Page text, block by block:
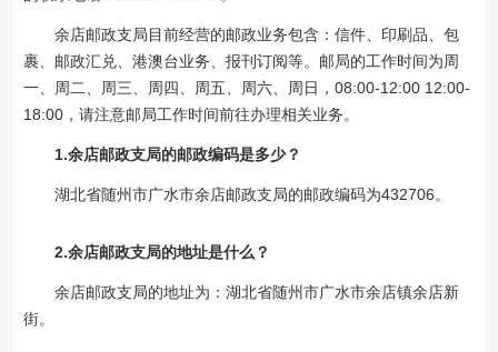
余店邮政支局目前经营的邮政业务包含：信件、印刷品、包
裹、邮政汇兑、港澳台业务、报刊订阅等。邮局的工作时间为周
一、周二、周三、周四、周五、周六、周日，08:00-12:00 12:00-
18:00，请注意邮局工作时间前往办理相关业务。
1.余店邮政支局的邮政编码是多少？
湖北省随州市广水市余店邮政支局的邮政编码为432706。
2.余店邮政支局的地址是什么？
余店邮政支局的地址为：湖北省随州市广水市余店镇余店新
街。